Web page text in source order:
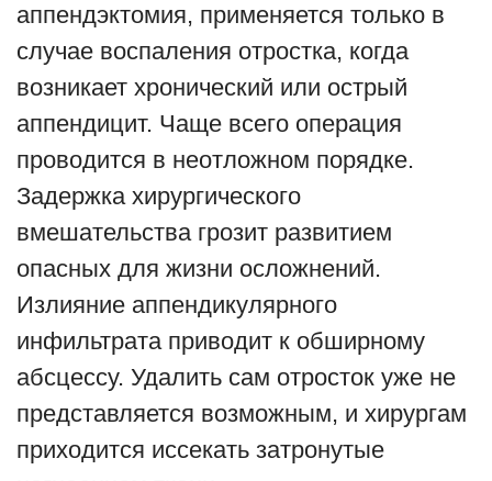
аппендэктомия, применяется только в
случае воспаления отростка, когда
возникает хронический или острый
аппендицит. Чаще всего операция
проводится в неотложном порядке.
Задержка хирургического
вмешательства грозит развитием
опасных для жизни осложнений.
Излияние аппендикулярного
инфильтрата приводит к обширному
абсцессу. Удалить сам отросток уже не
представляется возможным, и хирургам
приходится иссекать затронутые